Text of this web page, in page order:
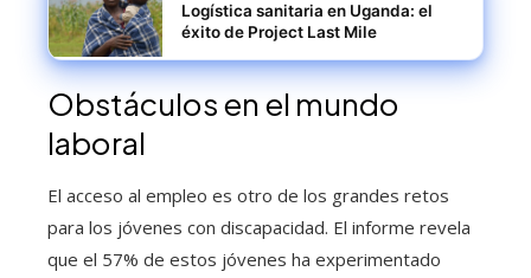
Logística sanitaria en Uganda: el
éxito de Project Last Mile
Obstáculos en el mundo
laboral
El acceso al empleo es otro de los grandes retos
para los jóvenes con discapacidad. El informe revela
que el 57% de estos jóvenes ha experimentado